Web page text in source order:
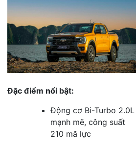
Đặc điểm nổi bật:
Động cơ Bi-Turbo 2.0L
mạnh mẽ, công suất
210 mã lực